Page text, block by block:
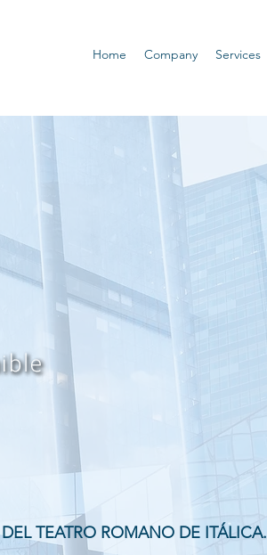
Home Company Services
TEATRO ROMANO DE ITÁLICA.